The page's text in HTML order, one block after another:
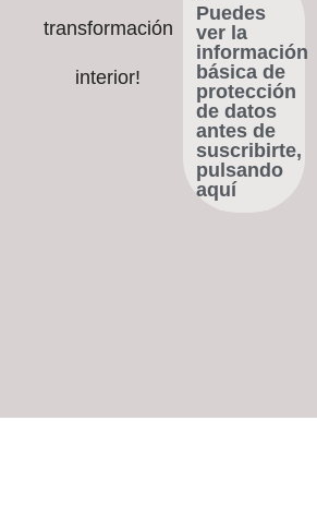
transformación
interior!
Puedes
ver la
información
básica de
protección
de datos
antes de
suscribirte,
pulsando
aquí